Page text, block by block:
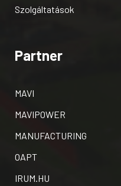
Szolgáltatások
Partner
MAVI
MAVIPOWER
MANUFACTURING
OAPT
IRUM.HU